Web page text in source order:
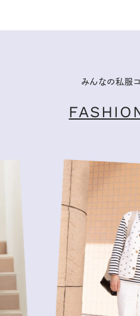
みんなの私服コ